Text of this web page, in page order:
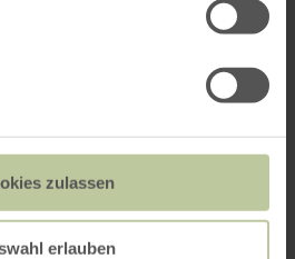
zulassen
erlauben